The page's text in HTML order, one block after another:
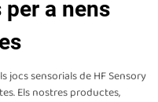
a nens
jocs sensorials de HF Sensory
Els nostres productes,